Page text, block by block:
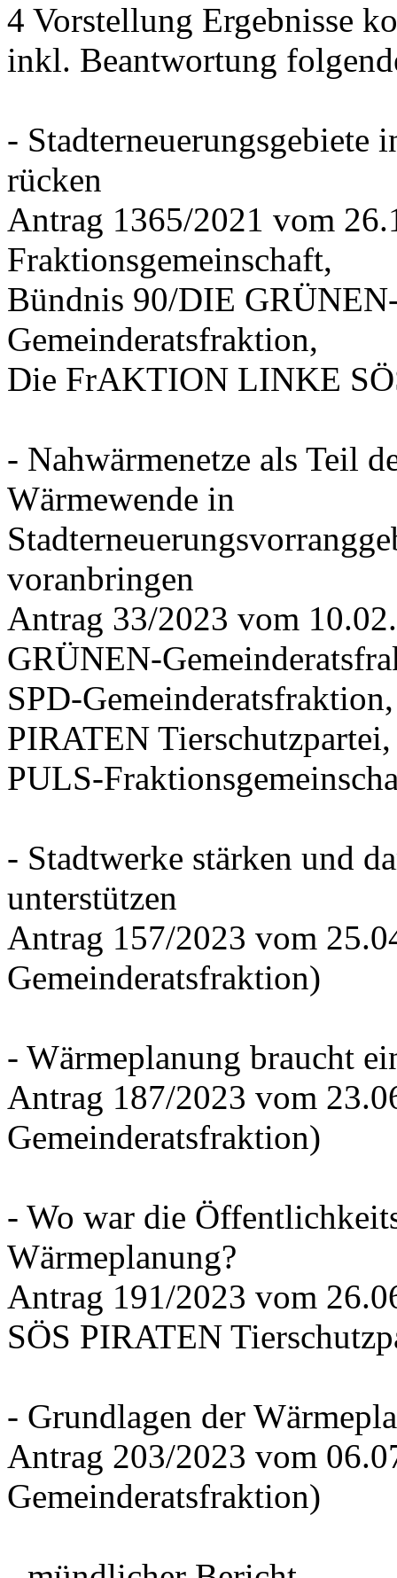
4 Vorstellung Ergebnisse
inkl. Beantwortung
- Stadterneuerungsgebiete
rücken
Antrag 1365/2021 vom
Fraktionsgemeinschaft,
Bündnis 90/DIE
Gemeinderatsfraktion,
Die FrAKTION LINKE
- Nahwärmenetze als Teil
Wärmewende in
voranbringen
Antrag 33/2023 vom
GRÜNEN-
SPD-
PIRATEN Tierschutzpartei,
PULS-
- Stadtwerke stärken und
unterstützen
Antrag 157/2023 vom
Gemeinderatsfraktion)
- Wärmeplanung braucht
Antrag 187/2023 vom
Gemeinderatsfraktion)
- Wo war die
Wärmeplanung?
Antrag 191/2023 vom
SÖS PIRATEN
- Grundlagen der
Antrag 203/2023 vom
Gemeinderatsfraktion)